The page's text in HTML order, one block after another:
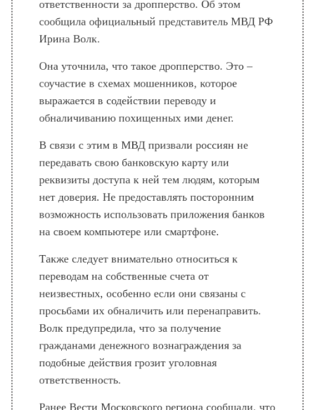
Ирина Волк.
Она уточнила, что такое дропперство. Это –
соучастие в схемах мошенников, которое
выражается в содействии переводу и
обналичиванию похищенных ими денег.
передавать свою банковскую карту или
реквизиты доступа к ней тем людям, которым
нет доверия. Не предоставлять посторонним
возможность использовать приложения банков
на своем компьютере или смартфоне.
Также следует внимательно относиться к
переводам на собственные счета от
неизвестных, особенно если они связаны с
просьбами их обналичить или перенаправить.
Волк предупредила, что за получение
гражданами денежного вознаграждения за
подобные действия грозит уголовная